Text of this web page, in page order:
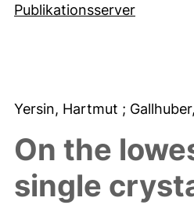
Publikationsserver
Yersin, Hartmut ;
On the
single